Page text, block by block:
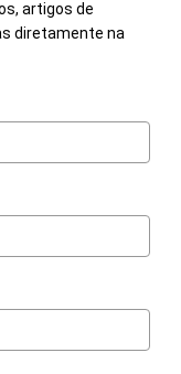
artigos de
diretamente na